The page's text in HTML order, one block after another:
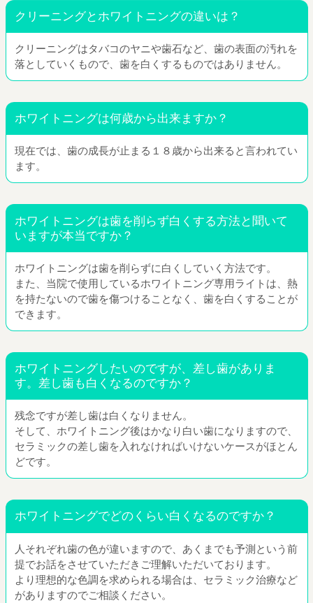
クリーニングとホワイトニングの違いは？
クリーニングはタバコのヤニや歯石など、歯の表面の汚れを
落としていくもので、歯を白くするものではありません。
ホワイトニングは何歳から出来ますか？
現在では、歯の成長が止まる１８歳から出来ると言われてい
ます。
ホワイトニングは歯を削らず白くする方法と聞いて
いますが本当ですか？
ホワイトニングは歯を削らずに白くしていく方法です。
また、当院で使用しているホワイトニング専用ライトは、熱
を持たないので歯を傷つけることなく、歯を白くすることが
できます。
ホワイトニングしたいのですが、差し歯がありま
す。差し歯も白くなるのですか？
残念ですが差し歯は白くなりません。
そして、ホワイトニング後はかなり白い歯になりますので、
セラミックの差し歯を入れなければいけないケースがほとん
どです。
ホワイトニングでどのくらい白くなるのですか？
人それぞれ歯の色が違いますので、あくまでも予測という前
提でお話をさせていただきご理解いただいております。
より理想的な色調を求められる場合は、セラミック治療など
がありますのでご相談ください。